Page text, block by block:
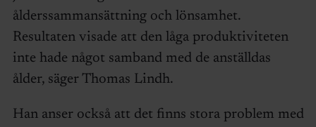
ålderssammansättning och lönsamhet.
Resultaten visade att den låga produktiviteten
inte hade något samband med de anställdas
ålder, säger Thomas Lindh.
Han anser också att det finns stora problem med